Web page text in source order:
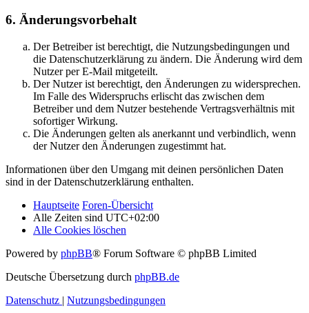
6. Änderungsvorbehalt
Der Betreiber ist berechtigt, die Nutzungsbedingungen und
die Datenschutzerklärung zu ändern. Die Änderung wird dem
Nutzer per E-Mail mitgeteilt.
Der Nutzer ist berechtigt, den Änderungen zu widersprechen.
Im Falle des Widerspruchs erlischt das zwischen dem
Betreiber und dem Nutzer bestehende Vertragsverhältnis mit
sofortiger Wirkung.
Die Änderungen gelten als anerkannt und verbindlich, wenn
der Nutzer den Änderungen zugestimmt hat.
Informationen über den Umgang mit deinen persönlichen Daten
sind in der Datenschutzerklärung enthalten.
Hauptseite Foren-Übersicht
Alle Zeiten sind UTC+02:00
Alle Cookies löschen
Powered by phpBB® Forum Software © phpBB Limited
Deutsche Übersetzung durch phpBB.de
Datenschutz | Nutzungsbedingungen